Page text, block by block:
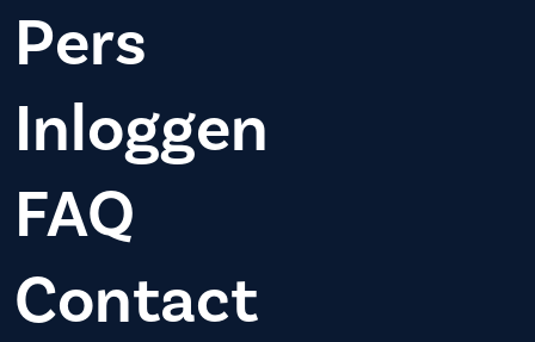
Pers
Inloggen
FAQ
Contact